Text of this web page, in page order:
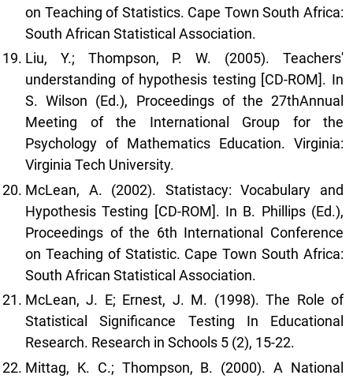
on Teaching of Statistics. Cape Town South Africa:
South African Statistical Association.
Liu, Y.; Thompson, P. W. (2005). Teachers'
understanding of hypothesis testing [CD-ROM]. In
S. Wilson (Ed.), Proceedings of the 27thAnnual
Meeting of the International Group for the
Psychology of Mathematics Education. Virginia:
Virginia Tech University.
McLean, A. (2002). Statistacy: Vocabulary and
Hypothesis Testing [CD-ROM]. In B. Phillips (Ed.),
Proceedings of the 6th International Conference
on Teaching of Statistic. Cape Town South Africa:
South African Statistical Association.
McLean, J. E; Ernest, J. M. (1998). The Role of
Statistical Significance Testing In Educational
Research. Research in Schools 5 (2), 15-22.
Mittag, K. C.; Thompson, B. (2000). A National